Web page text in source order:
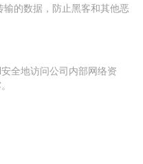
的数据，防止黑客和其他恶
全地访问公司内部网络资